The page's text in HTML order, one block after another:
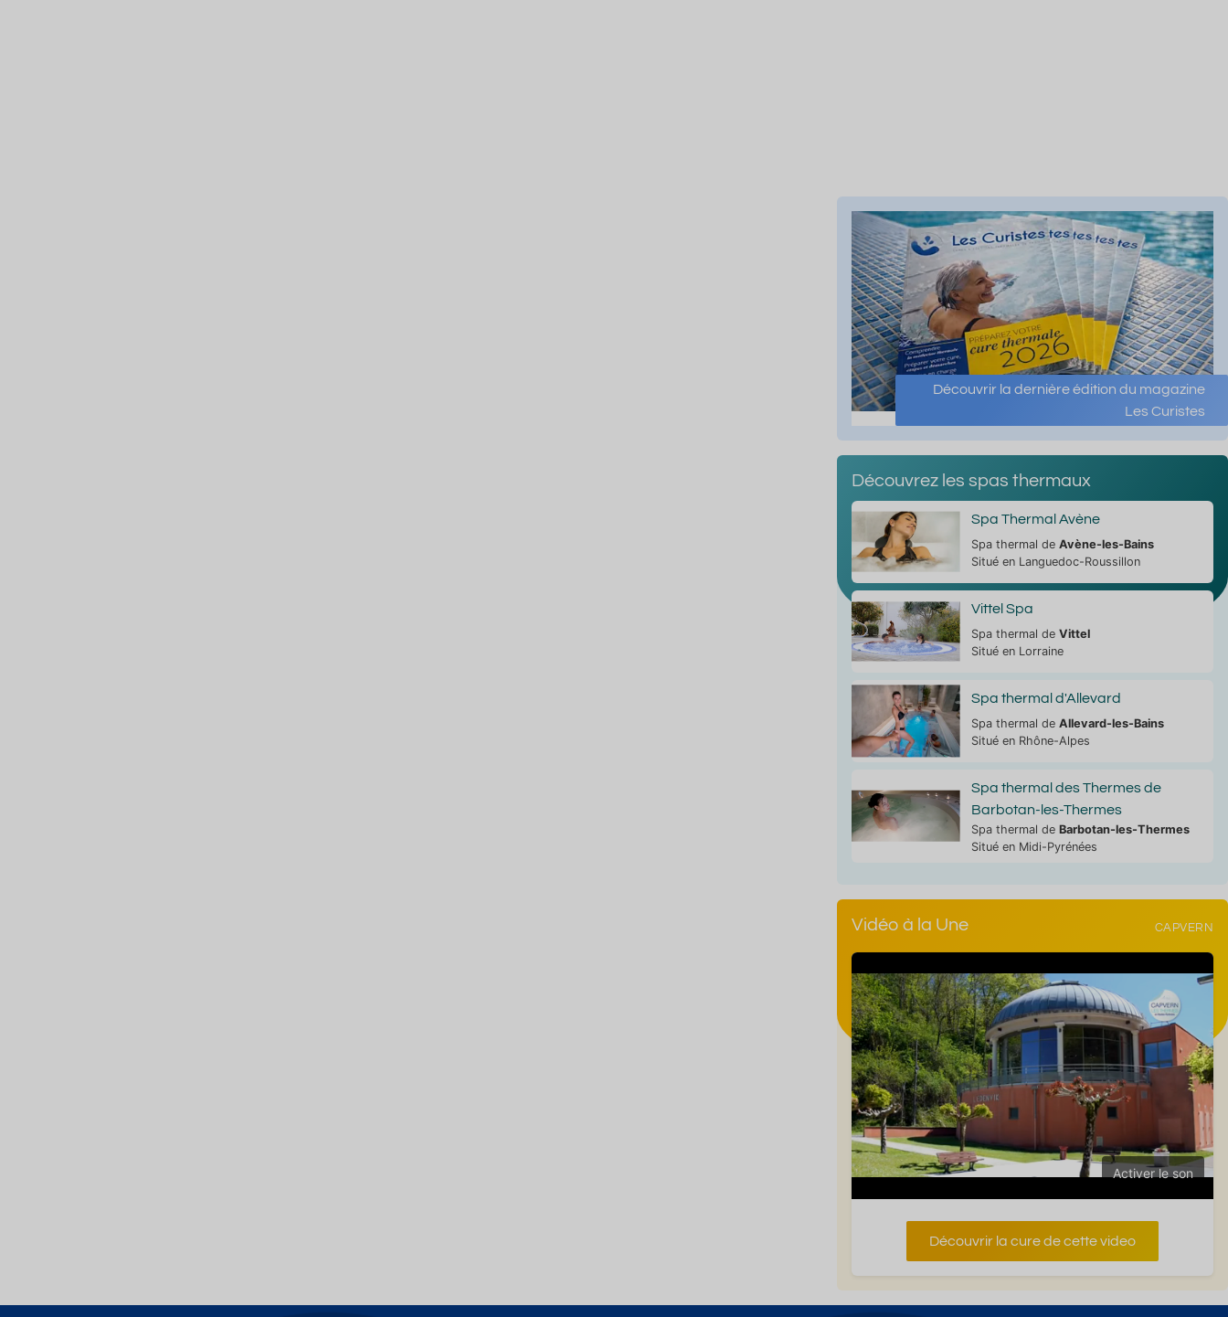
Découvrir la dernière édition du magazine
Les Curistes
Découvrez les spas thermaux
Spa Thermal Avène
Spa thermal de Avène-les-Bains
Situé en Languedoc-Roussillon
Vittel Spa
Spa thermal de Vittel
Situé en Lorraine
Spa thermal d'Allevard
Spa thermal de Allevard-les-Bains
Situé en Rhône-Alpes
Spa thermal des Thermes de
Barbotan-les-Thermes
Spa thermal de Barbotan-les-Thermes
Situé en Midi-Pyrénées
Vidéo à la Une CAPVERN
Activer le son
Découvrir la cure de cette video